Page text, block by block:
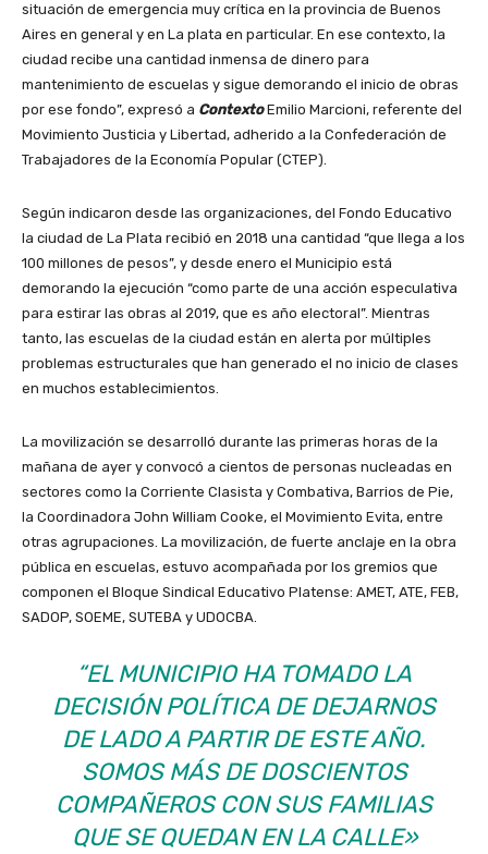
situación de emergencia muy crítica en la provincia de Buenos
Aires en general y en La plata en particular. En ese contexto, la
ciudad recibe una cantidad inmensa de dinero para
mantenimiento de escuelas y sigue demorando el inicio de obras
por ese fondo”, expresó a ContextoEmilio Marcioni, referente del
Movimiento Justicia y Libertad, adherido a la Confederación de
Trabajadores de la Economía Popular (CTEP).
Según indicaron desde las organizaciones, del Fondo Educativo
la ciudad de La Plata recibió en 2018 una cantidad “que llega a los
100 millones de pesos”, y desde enero el Municipio está
demorando la ejecución “como parte de una acción especulativa
para estirar las obras al 2019, que es año electoral”. Mientras
tanto, las escuelas de la ciudad están en alerta por múltiples
problemas estructurales que han generado el no inicio de clases
en muchos establecimientos.
La movilización se desarrolló durante las primeras horas de la
mañana de ayer y convocó a cientos de personas nucleadas en
sectores como la Corriente Clasista y Combativa, Barrios de Pie,
la Coordinadora John William Cooke, el Movimiento Evita, entre
otras agrupaciones. La movilización, de fuerte anclaje en la obra
pública en escuelas, estuvo acompañada por los gremios que
componen el Bloque Sindical Educativo Platense: AMET, ATE, FEB,
SADOP, SOEME, SUTEBA y UDOCBA.
“EL MUNICIPIO HA TOMADO LA
DECISIÓN POLÍTICA DE DEJARNOS
DE LADO A PARTIR DE ESTE AÑO.
SOMOS MÁS DE DOSCIENTOS
COMPAÑEROS CON SUS FAMILIAS
QUE SE QUEDAN EN LA CALLE»